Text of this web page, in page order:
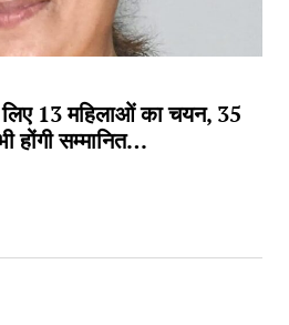
13 महिलाओं का चयन, 35
होंगी सम्मानित…